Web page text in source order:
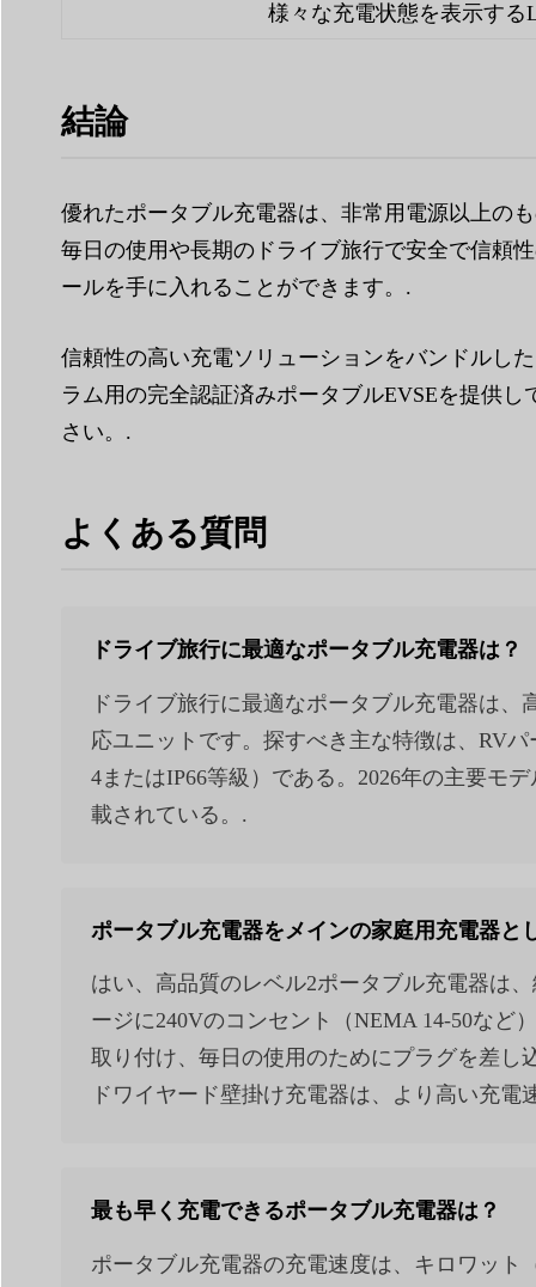
様々な充電状態を表示す
結論
優れたポータブル充電器は、非常用電源以上の
毎日の使用や長期のドライブ旅行で安全で信頼
ールを手に入れることができます。.
信頼性の高い充電ソリューションをバンドルし
ラム用の完全認証済みポータブルEVSEを提供
さい。.
よくある質問
ドライブ旅行に最適なポータブル充電器は？
ドライブ旅行に最適なポータブル充電器は
応ユニットです。探すべき主な特徴は、RV
4またはIP66等級）である。2026年の主要モ
載されている。.
ポータブル充電器をメインの家庭用充電器と
はい、高品質のレベル2ポータブル充電器は
ージに240Vのコンセント（NEMA 14-50など
取り付け、毎日の使用のためにプラグを差し
ドワイヤード壁掛け充電器は、より高い充
最も早く充電できるポータブル充電器は？
ポータブル充電器の充電速度は、キロワッ